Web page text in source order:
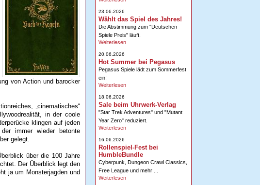
von Action und barocker
„cinematisches“
in der coole
klingen auf jeden
immer wieder betonte
gelegt.
über die 100 Jahre
Der Überblick legt den
ja um Monsterjagden und
23.06.2026
Wählt das Spiel des Jahres!
Die Abstimmung zum "Deutschen
Spiele Preis" läuft.
Weiterlesen
20.06.2026
Hot Summer bei Pegasus
Pegasus Spiele lädt zum Sommerfest
ein!
Weiterlesen
18.06.2026
Sale beim Uhrwerk-Verlag
"Star Trek Adventures" und "Mutant
Year Zero" reduziert.
Weiterlesen
16.06.2026
Rollenspiel-Fest bei
HumbleBundle
Cyberpunk, Dungeon Crawl Classics,
Free League und mehr ...
Weiterlesen